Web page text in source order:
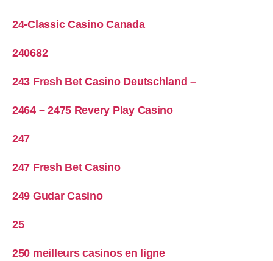
24-Classic Casino Canada
240682
243 Fresh Bet Casino Deutschland –
2464 – 2475 Revery Play Casino
247
247 Fresh Bet Casino
249 Gudar Casino
25
250 meilleurs casinos en ligne